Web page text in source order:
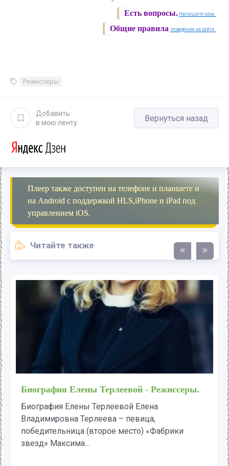
Есть вопросы. Напишите нам.
Общие правила поведения на сайте.
Режиссеры
Добавить
в мою ленту
Вернуться назад
Плеер также доступен на телефоне и планшете и
на Android с поддержкой HLS,iPhone и iPad под
управлением iOS.
Читайте также
Биография Елены Терлеевой - Режиссеры.
Биография Елены Терлеевой Елена
Владимировна Терлеева – певица,
победительница (второе место) «Фабрики
звезд» Максима...